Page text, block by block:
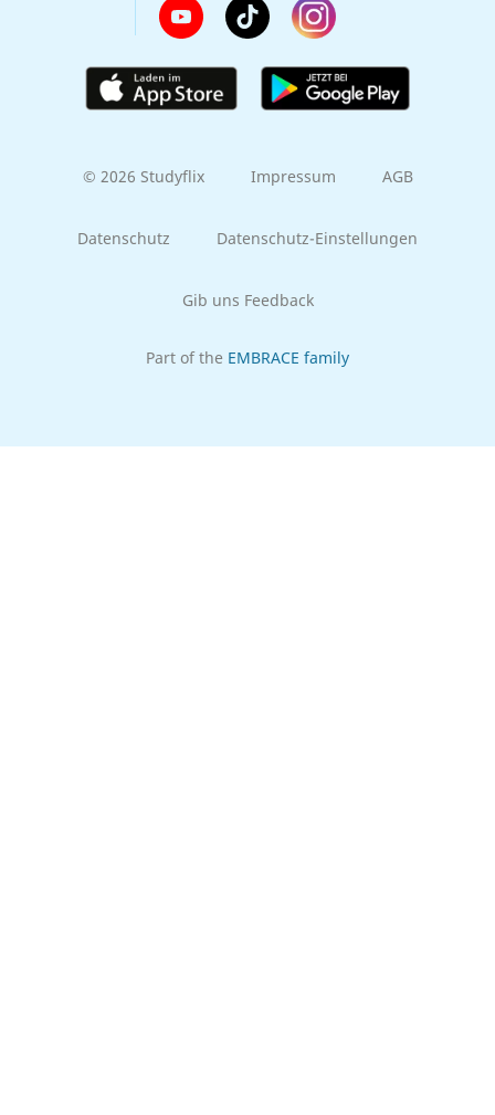
© 2026 Studyflix Impressum AGB
Datenschutz Datenschutz-Einstellungen
Gib uns Feedback
Part of the EMBRACE family